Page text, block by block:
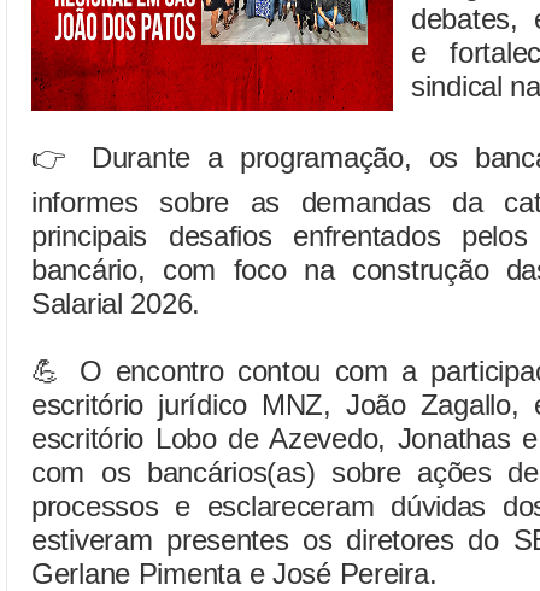
debates,
e
sindical
👉 Durante a programação, os
informes sobre as demandas da
principais desafios enfrentados
bancário, com foco na construção
Salarial 2026.
💪 O encontro contou com a
escritório jurídico MNZ, João Zagallo,
escritório Lobo de Azevedo, Jonathas
com os bancários(as) sobre ações
processos e esclareceram dúvidas
estiveram presentes os diretores do
Gerlane Pimenta e José Pereira.